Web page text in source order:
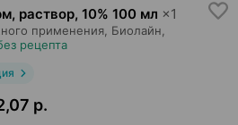
раствор, 10% 100 мл ×1
применения, Биолайн
рецепта
р.